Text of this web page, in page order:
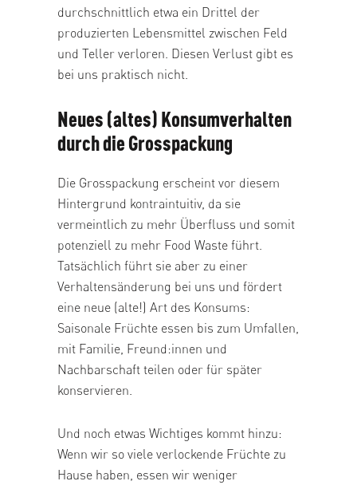
durchschnittlich etwa ein Drittel der
produzierten Lebensmittel zwischen Feld
und Teller verloren. Diesen Verlust gibt es
bei uns praktisch nicht.
Neues (altes) Konsumverhalten
durch die Grosspackung
Die Grosspackung erscheint vor diesem
Hintergrund kontraintuitiv, da sie
vermeintlich zu mehr Überfluss und somit
potenziell zu mehr Food Waste führt.
Tatsächlich führt sie aber zu einer
Verhaltensänderung bei uns und fördert
eine neue (alte!) Art des Konsums:
Saisonale Früchte essen bis zum Umfallen,
mit Familie, Freund:innen und
Nachbarschaft teilen oder für später
konservieren.
Und noch etwas Wichtiges kommt hinzu:
Wenn wir so viele verlockende Früchte zu
Hause haben, essen wir weniger